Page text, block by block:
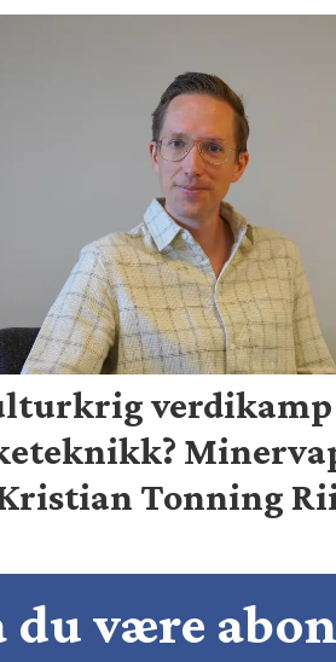
Tonning
du være